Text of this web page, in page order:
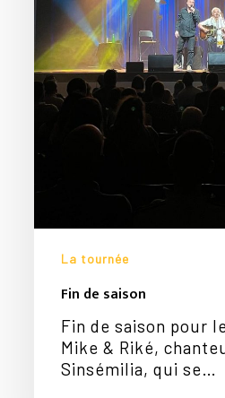
La tournée
Fin de saison
Fin de saison pour
Mike & Riké,
Sinsémilia, qui se…